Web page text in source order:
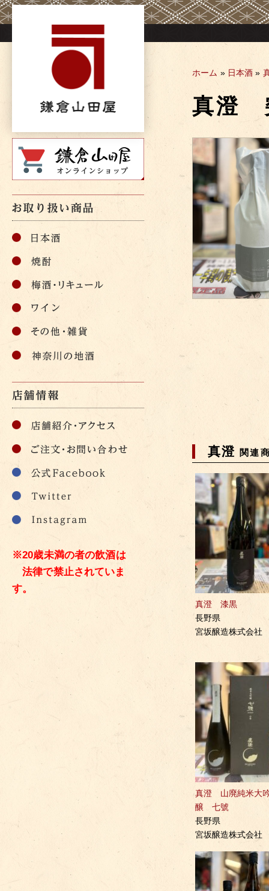
Skip
to
ホーム » 日本酒 »
真澄
真澄関連
真澄 漆黒
長野県
宮坂醸造株式会社
真澄 山廃純米大
醸 七號
長野県
宮坂醸造株式会社
※20歳未満の者の飲酒は
法律で禁止されていま
す。